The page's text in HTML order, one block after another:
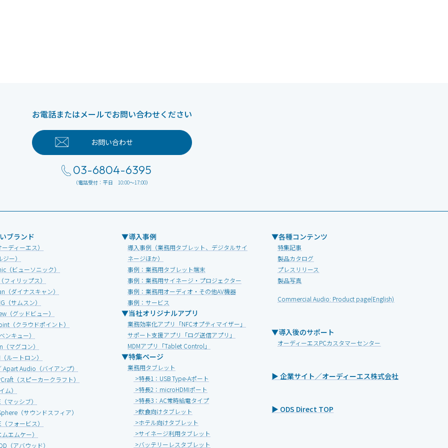
お電話またはメールでお問い合わせください
03-6804-6395
（電話受付：平日 10:00～17:00）
お問い合わせ
ブランド
ディーエス）
ー）
（ビューソニック）
フィリップス）
（ダイナスキャン）
（サムスン）
（グッドビュー）
（クラウドポイント）
ンキュー）
マグコン）
ルートロン）
Apart Audio（バイアンプ）
（スピーカークラフト）
ム）
マッシブ）
（サウンドスフィア）
（フォービス）
エムケー）
（アバウッド）
▼導入事例
導入事例（業務用タブレット、デジタルサイ
ネージほか）
事例：業務用タブレット端末
事例：業務用サイネージ・プロジェクター
事例：業務用オーディオ・その他AV機器
事例：サービス
▼当社オリジナルアプリ
業務効率化アプリ「NFCオプティマイザー」
サポート支援アプリ「ログ送信アプリ」
MDMアプリ「Tablet Control」
▼特集ページ
業務用タブレット
>特長1：USB Type-Aポート
>特長2：microHDMIポート
>特長3：AC常時給電タイプ
>飲食向けタブレット
>ホテル向けタブレット
>サイネージ利用タブレット
>バッテリーレスタブレット
▼各種コンテンツ
特集記事
製品カタログ
プレスリリース
製品写真
Commercial Audio: Product page(English)
▼導入後のサポート
オーディーエスPCカスタマーセンター
▶ 企業サイト／オーディーエス株式会社
▶ ODS Direct TOP